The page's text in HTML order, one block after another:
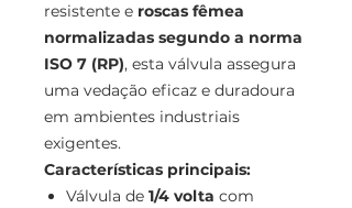
resistente e roscas fêmea
normalizadas segundo a norma
ISO 7 (RP), esta válvula assegura
uma vedação eficaz e duradoura
em ambientes industriais
exigentes.
Características principais:
Válvula de 1/4 volta com